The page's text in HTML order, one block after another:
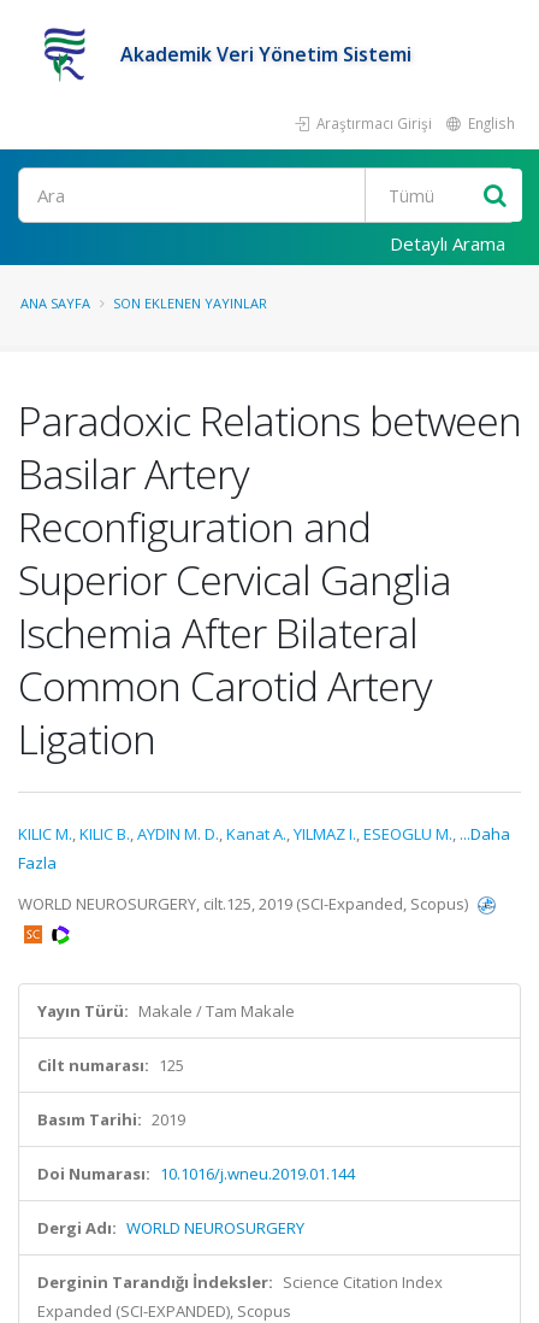
Akademik Veri Yönetim Sistemi
Araştırmacı Girişi English
Ara
Detaylı Arama
ANA SAYFA SON EKLENEN YAYINLAR
Paradoxic Relations between
Basilar Artery
Reconfiguration and
Superior Cervical Ganglia
Ischemia After Bilateral
Common Carotid Artery
Ligation
KILIC M.,KILIC B.,AYDIN M. D.,Kanat A.,YILMAZ I.,ESEOGLU M., ...Daha
Fazla
WORLD NEUROSURGERY, cilt.125, 2019 (SCI-Expanded, Scopus)
Yayın Türü: Makale / Tam Makale
Cilt numarası: 125
Basım Tarihi: 2019
Doi Numarası: 10.1016/j.wneu.2019.01.144
Dergi Adı: WORLD NEUROSURGERY
Derginin Tarandığı İndeksler: Science Citation Index
Expanded (SCI-EXPANDED), Scopus